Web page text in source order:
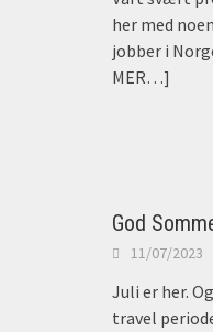
her med
jobber i
MER…]
God
11/07/2023
Juli er her.
travel